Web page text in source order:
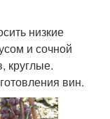
низкие
и сочной
круглые.
вин.